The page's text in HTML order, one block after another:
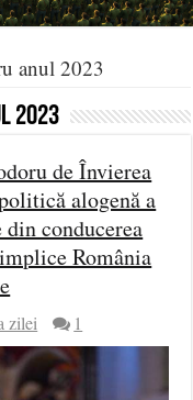
anul 2023
2023
de Învierea
alogenă a
conducerea
România
zilei 1